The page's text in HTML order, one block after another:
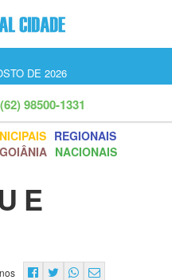
DE 2026
(62) 98500-1331
REGIONAIS
NACIONAIS
E